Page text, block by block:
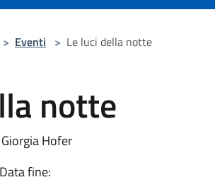
> Eventi > Le luci della notte
notte
Hofer
Data fine: